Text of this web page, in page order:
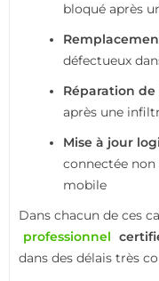
bloqué après
défectueux
Réparation
après une
Mise à jour
connectée non
mobile
Dans chacun de ces
professionnel
dans des délais très